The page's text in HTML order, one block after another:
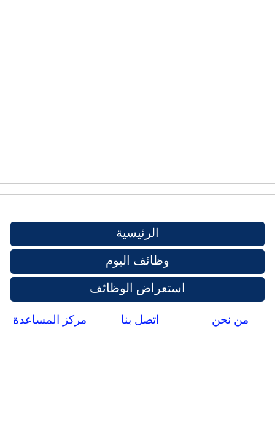
الرئيسية
وظائف اليوم
استعراض الوظائف
من نحن اتصل بنا مركز المساعدة